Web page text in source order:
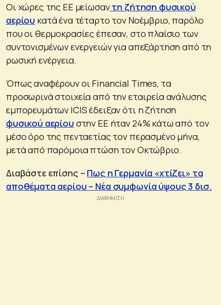
Οι χώρες της ΕΕ μείωσαντη ζήτηση φυσικού
αερίου κατά ένα τέταρτο τον Νοέμβριο, παρόλο
που οι θερμοκρασίες έπεσαν, στο πλαίσιο των
συντονισμένων ενεργειών για απεξάρτηση από τη
ρωσική ενέργεια.
Όπως αναφέρουν οι Financial Times, τα
προσωρινά στοιχεία από την εταιρεία ανάλυσης
εμπορευμάτων ICIS έδειξαν ότι η ζήτηση
φυσικού αερίου στην ΕΕ ήταν 24% κάτω από τον
μέσο όρο της πενταετίας τον περασμένο μήνα,
μετά από παρόμοια πτώση τον Οκτώβριο.
Διαβάστε επίσης – Πως η Γερμανία «χτίζει» τα
αποθέματα αερίου – Νέα συμφωνία ύψους 3 δισ.